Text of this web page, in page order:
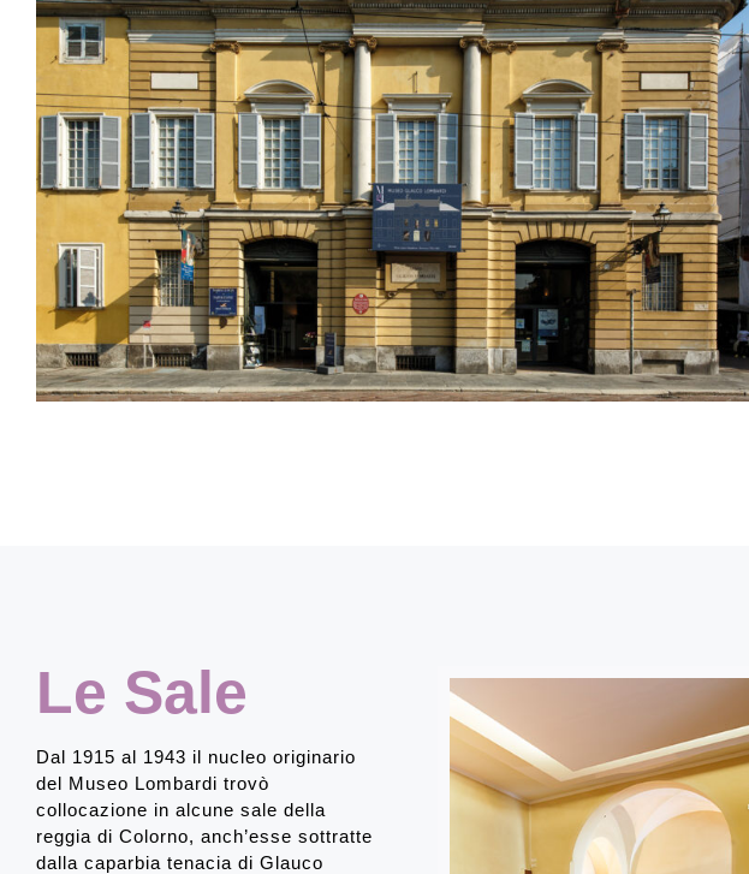
Sala Maria Luigia
Le Sale
Dal 1915 al 1943 il nucleo originario
del Museo Lombardi trovò
collocazione in alcune sale della
reggia di Colorno, anch’esse sottratte
dalla caparbia tenacia di Glauco